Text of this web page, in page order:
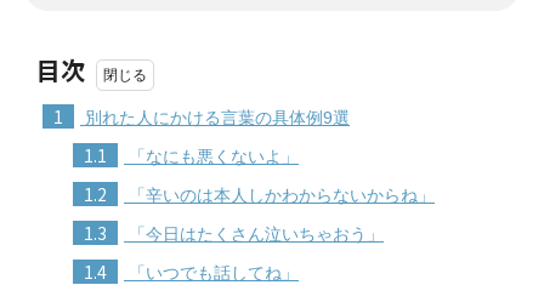
目次
1 別れた人にかける言葉の具体例9選
1.1 「なにも悪くないよ」
1.2 「辛いのは本人しかわからないからね」
1.3 「今日はたくさん泣いちゃおう」
1.4 「いつでも話してね」